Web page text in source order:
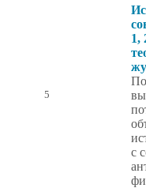
5
1,
с